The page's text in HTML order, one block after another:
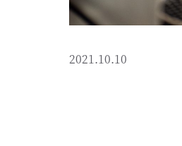
2021.10.10